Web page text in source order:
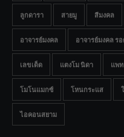
ลูกดารา สายมู สีมงคล
อาจารย์มงคล อาจารย์มงคล ร
เลขเด็ด แตงโม นิดา แพ
โมโนแมกซ์ โหนกระแส
ไอคอนสยาม